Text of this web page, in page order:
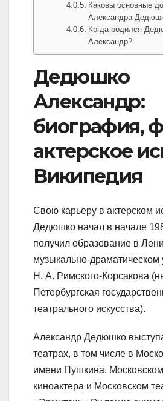
Каковы основные
Александра
Когда родился
Александр?
Дедюшко
Александр:
биография,
актерское
Википедия
Свою карьеру в актерском
Дедюшко начал в начале
получил образование в
музыкально-
Н. А. Римского-Корсакова
Петербургская
театрального искусства).
Александр Дедюшко
театрах, в том числе в
имени Пушкина,
киноактера и Московском